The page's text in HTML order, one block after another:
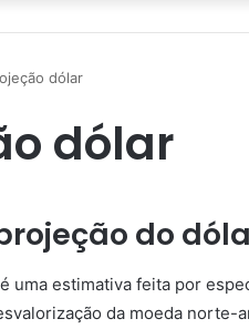
dólar
dólar
do
uma estimativa feita por
da moeda norte-